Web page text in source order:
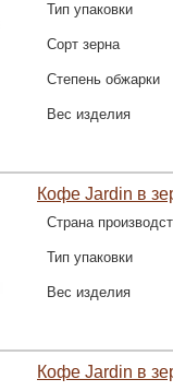
Тип упаковки
Сорт зерна
Степень обжарки
Вес изделия
Кофе Jardin в
Страна
Тип упаковки
Вес изделия
Кофе Jardin в